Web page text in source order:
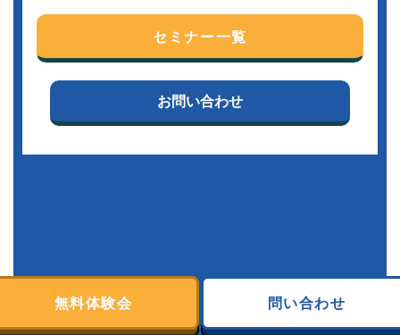
セミナー一覧
お問い合わせ
無料体験会 問い合わせ